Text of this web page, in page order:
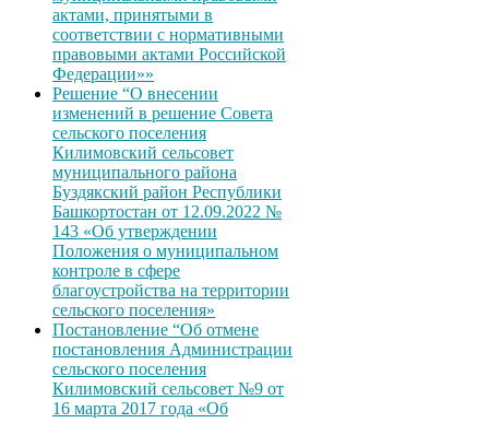
актами, принятыми в
соответствии с нормативными
правовыми актами Российской
Федерации»»
Решение “О внесении
изменений в решение Совета
сельского поселения
Килимовский сельсовет
муниципального района
Буздякский район Республики
Башкортостан от 12.09.2022 №
143 «Об утверждении
Положения о муниципальном
контроле в сфере
благоустройства на территории
сельского поселения»
Постановление “Об отмене
постановления Администрации
сельского поселения
Килимовский сельсовет №9 от
16 марта 2017 года «Об